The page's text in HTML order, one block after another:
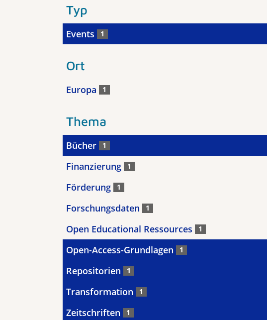
Typ
Events 1
Ort
Europa 1
Thema
Bücher 1
Finanzierung 1
Förderung 1
Forschungsdaten 1
Open Educational Ressources 1
Open-Access-Grundlagen 1
Repositorien 1
Transformation 1
Zeitschriften 1